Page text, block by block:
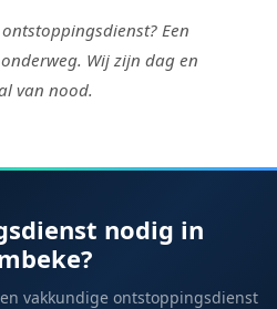
Een
Wij zijn dag en
van nood.
nodig in
vakkundige ontstoppingsdienst